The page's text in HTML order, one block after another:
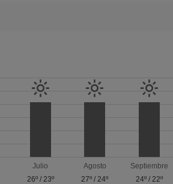
Julio
26º/ 23º
Agosto
27º / 24º
Septiembre
24º/ 22º